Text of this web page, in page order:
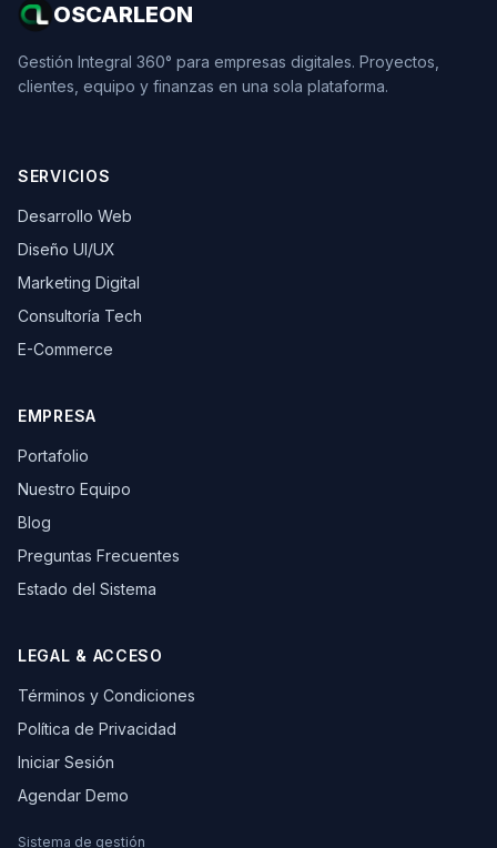
OSCARLEON
Gestión Integral 360° para empresas digitales. Proyectos,
clientes, equipo y finanzas en una sola plataforma.
SERVICIOS
Desarrollo Web
Diseño UI/UX
Marketing Digital
Consultoría Tech
E-Commerce
EMPRESA
Portafolio
Nuestro Equipo
Blog
Preguntas Frecuentes
Estado del Sistema
LEGAL & ACCESO
Términos y Condiciones
Política de Privacidad
Iniciar Sesión
Agendar Demo
Sistema de gestión